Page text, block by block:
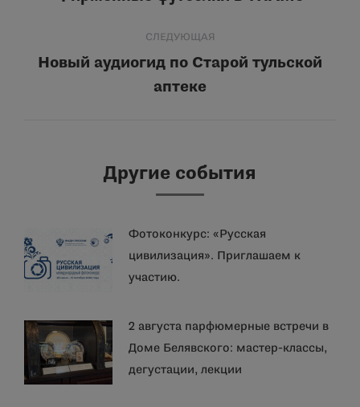
СЛЕДУЮЩАЯ
Следующая
Новый аудиогид по Старой тульской
аптеке
Другие события
Фотоконкурс: «Русская
цивилизация». Приглашаем к
участию.
2 августа парфюмерные встречи в
Доме Белявского: мастер-классы,
дегустации, лекции